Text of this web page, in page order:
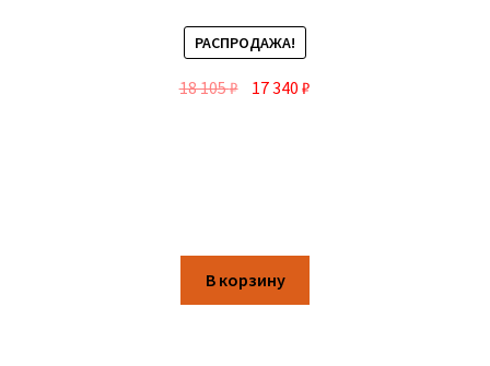
РАСПРОДАЖА!
18 105₽ 17 340₽
В корзину